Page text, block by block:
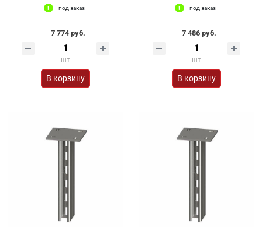
под заказ
7 774 руб.
шт
В корзину
под заказ
7 486 руб.
шт
В корзину